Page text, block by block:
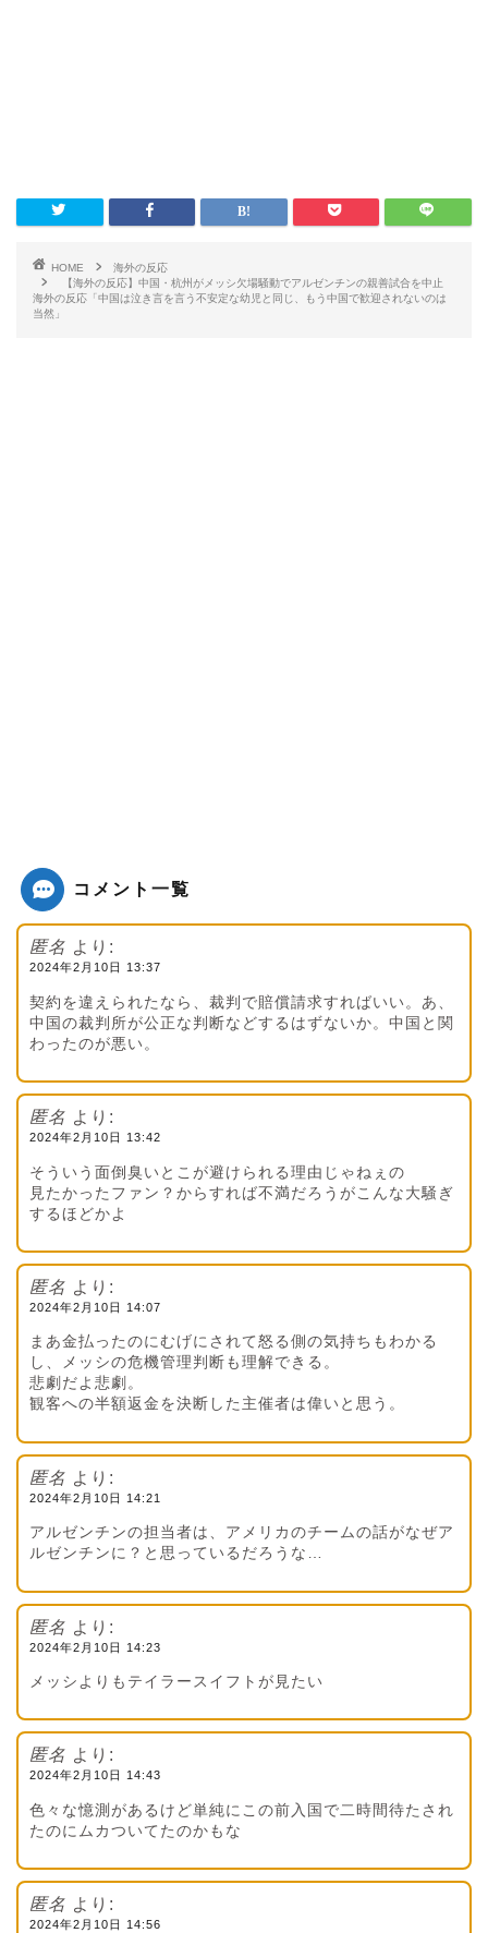
HOME
海外の反応
【海外の反応】中国・杭州がメッシ欠場騒動でアルゼンチンの親善試合を中止
海外の反応「中国は泣き言を言う不安定な幼児と同じ、もう中国で歓迎されないのは
当然」
コメント一覧
匿名 より:
2024年2月10日 13:37
契約を違えられたなら、裁判で賠償請求すればいい。あ、
中国の裁判所が公正な判断などするはずないか。中国と関
わったのが悪い。
匿名 より:
2024年2月10日 13:42
そういう面倒臭いとこが避けられる理由じゃねぇの
見たかったファン？からすれば不満だろうがこんな大騒ぎ
するほどかよ
匿名 より:
2024年2月10日 14:07
まあ金払ったのにむげにされて怒る側の気持ちもわかる
し、メッシの危機管理判断も理解できる。
悲劇だよ悲劇。
観客への半額返金を決断した主催者は偉いと思う。
匿名 より:
2024年2月10日 14:21
アルゼンチンの担当者は、アメリカのチームの話がなぜア
ルゼンチンに？と思っているだろうな…
匿名 より:
2024年2月10日 14:23
メッシよりもテイラースイフトが見たい
匿名 より:
2024年2月10日 14:43
色々な憶測があるけど単純にこの前入国で二時間待たされ
たのにムカついてたのかもな
匿名 より:
2024年2月10日 14:56